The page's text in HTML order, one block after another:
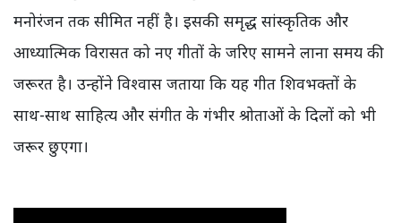
मनोरंजन तक सीमित नहीं है। इसकी समृद्ध सांस्कृतिक और
आध्यात्मिक विरासत को नए गीतों के जरिए सामने लाना समय की
जरूरत है। उन्होंने विश्वास जताया कि यह गीत शिवभक्तों के
साथ-साथ साहित्य और संगीत के गंभीर श्रोताओं के दिलों को भी
जरूर छुएगा।